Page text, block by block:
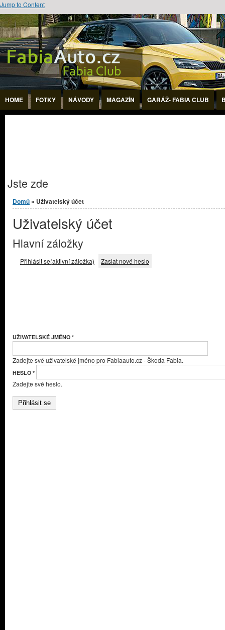
Jump to Content
HOME FOTKY NÁVODY MAGAZÍN GARÁŽ- FABIA CLUB
Jste zde
Domů » Uživatelský účet
Uživatelský účet
Hlavní záložky
Přihlásit se(aktivní záložka) Zaslat nové heslo
UŽIVATELSKÉ JMÉNO *
Zadejte své uživatelské jméno pro Fabiaauto.cz - Škoda Fabia.
HESLO *
Zadejte své heslo.